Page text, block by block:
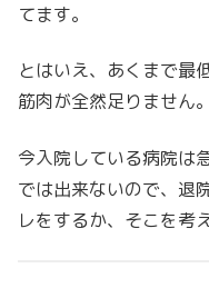
てます。
とはいえ、あくまで最
筋肉が全然足りません。
今入院している病院は
では出来ないので、退
レをするか、そこを考